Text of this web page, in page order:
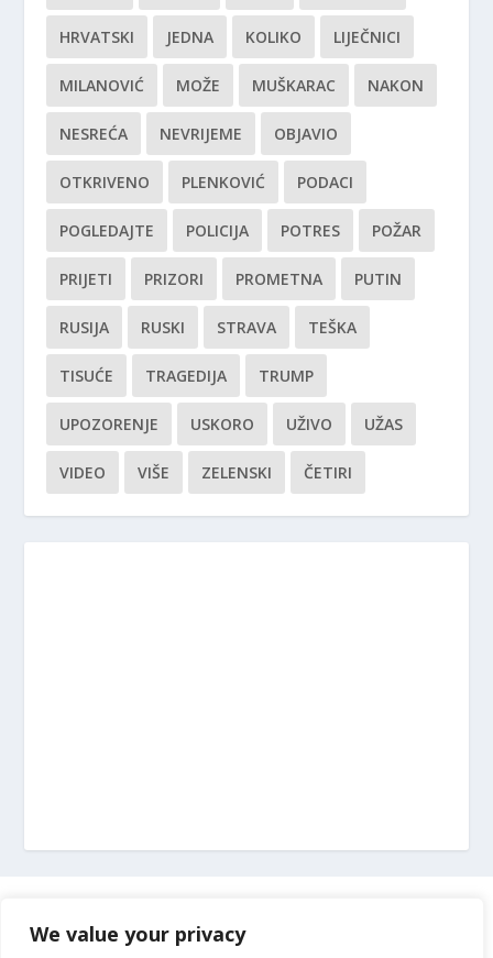
We value your privacy
HRVATSKI JEDNA KOLIKO LIJEČNICI
MILANOVIĆ MOŽE MUŠKARAC NAKON
NESREĆA NEVRIJEME OBJAVIO
OTKRIVENO PLENKOVIĆ PODACI
POGLEDAJTE POLICIJA POTRES POŽAR
PRIJETI PRIZORI PROMETNA PUTIN
RUSIJA RUSKI STRAVA TEŠKA
TISUĆE TRAGEDIJA TRUMP
UPOZORENJE USKORO UŽIVO UŽAS
VIDEO VIŠE ZELENSKI ČETIRI